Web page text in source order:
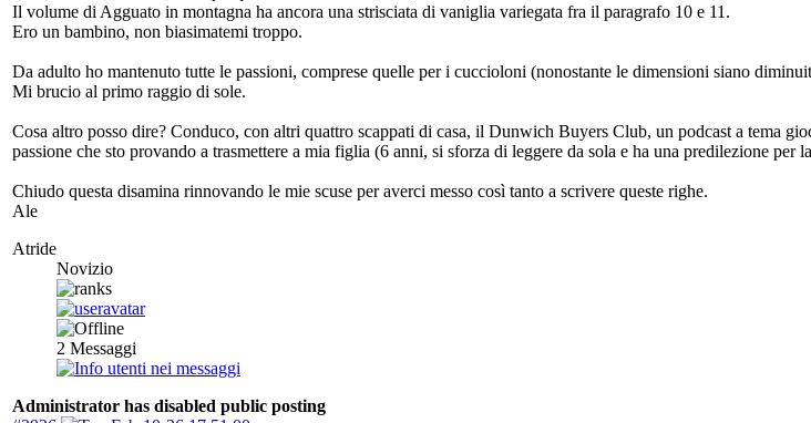
Il volume di Agguato in montagna ha ancora una strisciata di vaniglia variegata fra il paragrafo 10 e 11.
Ero un bambino, non biasimatemi troppo.
Da adulto ho mantenuto tutte le passioni, comprese quelle per i cuccioloni (nonostante le dimensioni siano
Mi brucio al primo raggio di sole.
Cosa altro posso dire? Conduco, con altri quattro scappati di casa, il Dunwich Buyers Club, un podcast a tema
passione che sto provando a trasmettere a mia figlia (6 anni, si sforza di leggere da sola e ha una predilezione per
Chiudo questa disamina rinnovando le mie scuse per averci messo così tanto a scrivere queste righe.
Ale
Atride
Novizio
2 Messaggi
Administrator has disabled public posting